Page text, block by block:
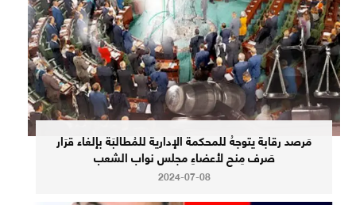
مَرصد رقابة يتوجهُ للمحكمة الإدارية للمُطالبَة بإلغاء قرَار
صَرف مِنح لأعضاءِ مجلس نواب الشعب
2024-07-08